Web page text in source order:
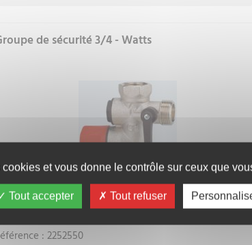
de sécurité 3/4 - Watts
: 2252550
et vous donne le contrôle sur ceux que
Tout accepter Tout refuser